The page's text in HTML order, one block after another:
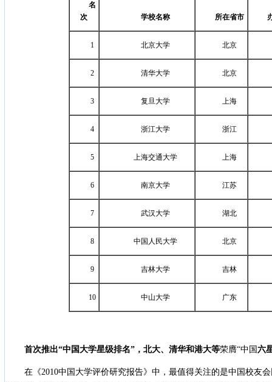
名
次
学校名称 所在省市
1 北京大学 北京
2 清华大学 北京
3 复旦大学 上海
4 浙江大学 浙江
5 上海交通大学 上海
6 南京大学 江苏
7 武汉大学 湖北
8 中国人民大学 北京
9 吉林大学 吉林
10 中山大学 广东
首次推出“中国大学星级排名”，北大、清华和港大等荣膺“中国 六
在《2010中国大学评价研究报告》中，最值得关注的是中国校友